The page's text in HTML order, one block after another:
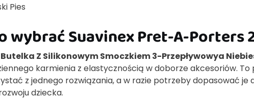
Pies
wybrać Suavinex Pret-A-Porters
Z Silikonowym Smoczkiem 3-Przepływowya
karmienia z elastycznością w doborze akcesoriów.
z jednego rozwiązania, a w razie potrzeby dopasować je
dziecka.